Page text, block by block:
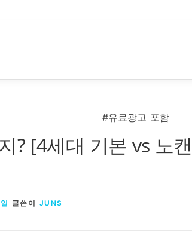
#유료광고 포함
? [4세대 기본 vs 노
글쓴이 JUNS